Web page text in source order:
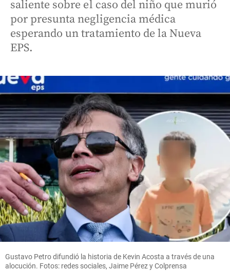
saliente sobre el caso del niño que murió
por presunta negligencia médica
esperando un tratamiento de la Nueva
EPS.
Gustavo Petro difundió la historia de Kevin Acosta a través de una
alocución. Fotos: redes sociales, Jaime Pérez y Colprensa